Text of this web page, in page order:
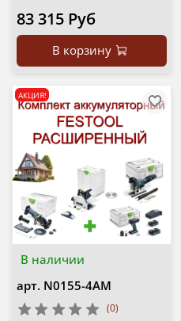
83 315 Руб
В корзину
В наличии
АКЦИЯ!
арт. N0155-4AM
(0)